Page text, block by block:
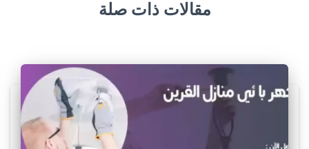
مقالات ذات صلة